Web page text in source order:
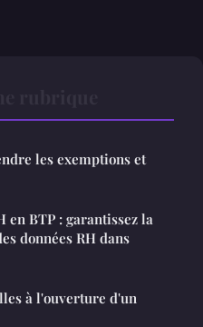
les exemptions et
BTP : garantissez la
données RH dans
à l'ouverture d'un